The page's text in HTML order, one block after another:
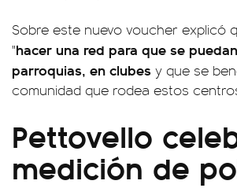
Sobre este nuevo voucher explicó
"hacer una red para que se
parroquias, en clubes y que se
comunidad que rodea estos
Pettovello
medición de